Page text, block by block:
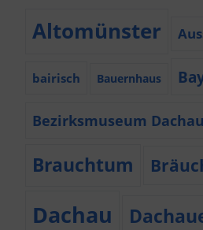
Altomünster
bairisch Bauernhaus
Bezirksmuseum Dachau
Brauchtum
Dachau